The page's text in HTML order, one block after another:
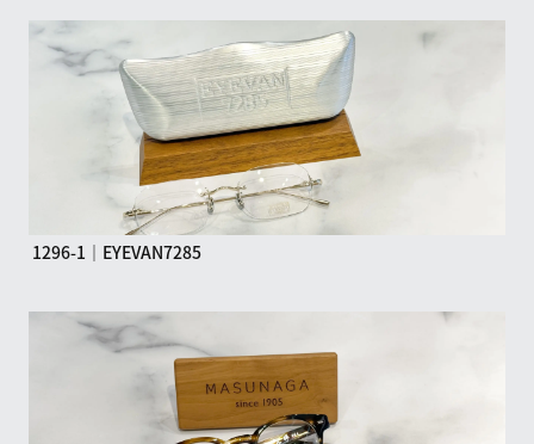
1296-1｜EYEVAN7285